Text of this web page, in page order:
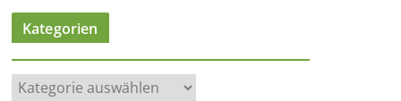
Kategorien